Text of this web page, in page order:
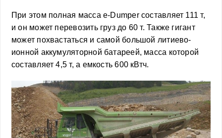
При этом полная масса e-Dumper составляет 111 т,
и он может перевозить груз до 60 т. Также гигант
может похвастаться и самой большой литиево-
ионной аккумуляторной батареей, масса которой
составляет 4,5 т, а емкость 600 кВтч.